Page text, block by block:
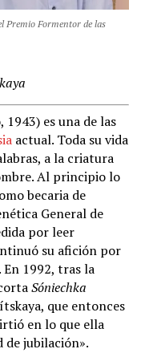
Premio Formentor de las
1943) es una de las
actual. Toda su vida
a la criatura
Al principio lo
becaria de
General de
por leer
su afición por
1992, tras la
Sóniechka
que entonces
en lo que ella
de jubilación».